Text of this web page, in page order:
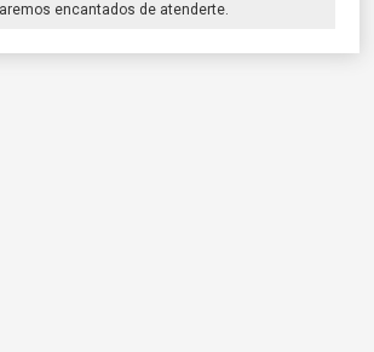
encantados de atenderte.